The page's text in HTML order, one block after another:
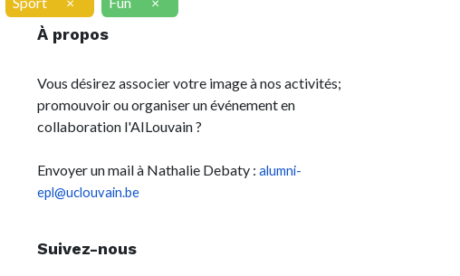
À propos
Vous désirez associer votre image à nos activités;
promouvoir ou organiser un événement en
collaboration l'AILouvain ?
Envoyer un mail à Nathalie Debaty : alumni-
epl@uclouvain.be
Suivez-nous